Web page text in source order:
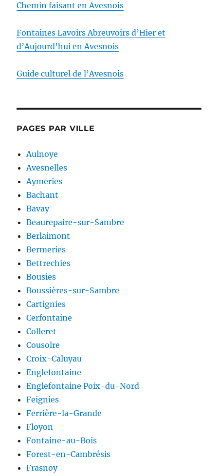
Chemin faisant en Avesnois
Fontaines Lavoirs Abreuvoirs d’Hier et
d’Aujourd’hui en Avesnois
Guide culturel de l’Avesnois
PAGES PAR VILLE
Aulnoye
Avesnelles
Aymeries
Bachant
Bavay
Beaurepaire-sur-Sambre
Berlaimont
Bermeries
Bettrechies
Bousies
Boussières-sur-Sambre
Cartignies
Cerfontaine
Colleret
Cousolre
Croix-Caluyau
Englefontaine
Englefontaine Poix-du-Nord
Feignies
Ferrière-la-Grande
Floyon
Fontaine-au-Bois
Forest-en-Cambrésis
Frasnoy